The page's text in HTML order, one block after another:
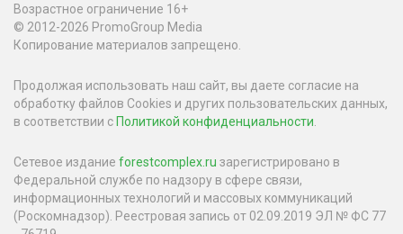
Возрастное ограничение 16+
© 2012-2026 PromoGroup Media
Копирование материалов запрещено.
Продолжая использовать наш сайт, вы даете согласие на
обработку файлов Cookies и других пользовательских данных,
в соответствии с Политикой конфиденциальности
Сетевое издание forestcomplex.ru зарегистрировано в
Федеральной службе по надзору в сфере связи,
информационных технологий и массовых коммуникаций
(Роскомнадзор). Реестровая запись от 02.09.2019 ЭЛ № ФС 77